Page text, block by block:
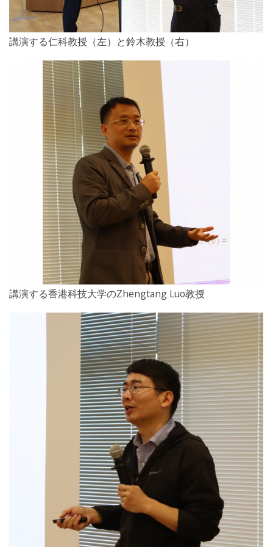
講演する仁科教授（左）と鈴木教授（右）
講演する香港科技大学のZhengtang Luo教授